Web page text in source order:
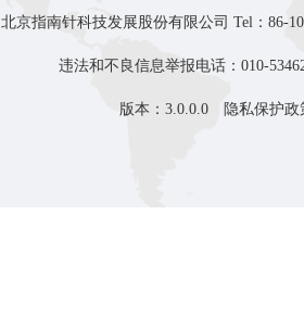
北京指南针科技发展股份有限公司 Tel：86-
违法和不良信息举报电话：010-
版本：3.0.0.0 隐私保护政